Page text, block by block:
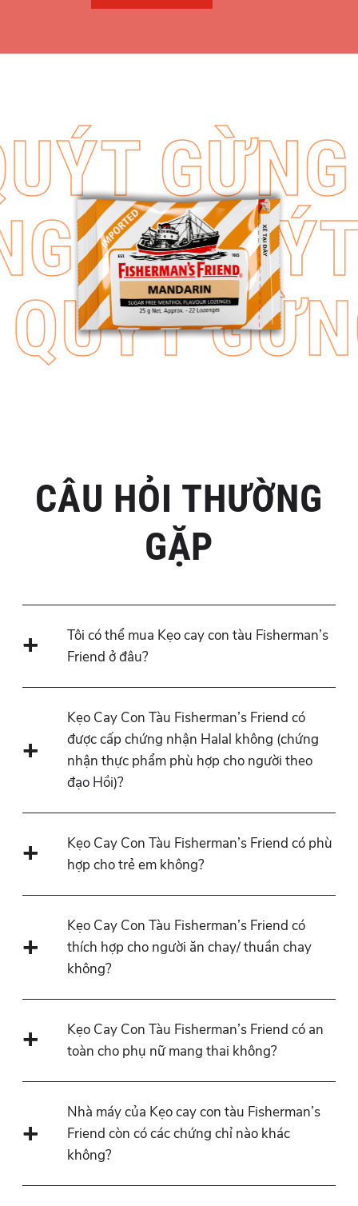
GỪNG
VỊ
CÂU HỎI THƯỜNG
GẶP
Tôi có thể mua Kẹo cay con tàu Fisherman’s
Friend ở đâu?
Kẹo Cay Con Tàu Fisherman’s Friend có
được cấp chứng nhận Halal không (chứng
nhận thực phẩm phù hợp cho người theo
đạo Hồi)?
Kẹo Cay Con Tàu Fisherman’s Friend có phù
hợp cho trẻ em không?
Kẹo Cay Con Tàu Fisherman’s Friend có
thích hợp cho người ăn chay/ thuần chay
không?
Kẹo Cay Con Tàu Fisherman’s Friend có an
toàn cho phụ nữ mang thai không?
Nhà máy của Kẹo cay con tàu Fisherman’s
Friend còn có các chứng chỉ nào khác
không?